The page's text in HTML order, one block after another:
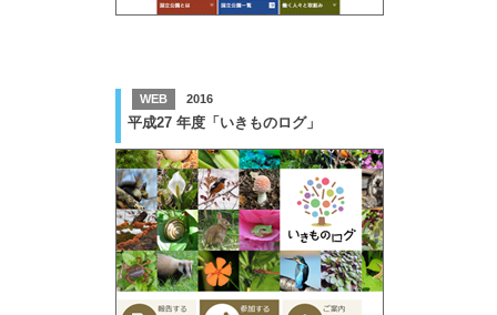
WEB 2016
平成27 年度「いきものログ」